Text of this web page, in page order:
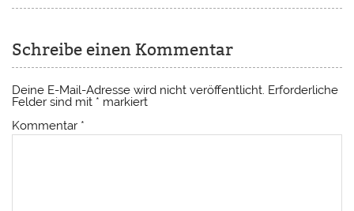
Schreibe einen Kommentar
Deine E-Mail-Adresse wird nicht veröffentlicht. Erforderliche
Felder sind mit * markiert
Kommentar *